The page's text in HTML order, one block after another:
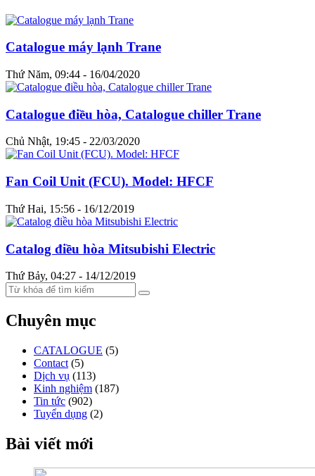
Catalogue máy lạnh Trane
Thứ Năm, 09:44 - 16/04/2020
Catalogue điều hòa, Catalogue chiller Trane
Chủ Nhật, 19:45 - 22/03/2020
Fan Coil Unit (FCU). Model: HFCF
Thứ Hai, 15:56 - 16/12/2019
Catalog điều hòa Mitsubishi Electric
Thứ Bảy, 04:27 - 14/12/2019
Chuyên mục
CATALOGUE (5)
Contact (5)
Dịch vụ (113)
Kinh nghiệm (187)
Tin tức (902)
Tuyển dụng (2)
Bài viết mới